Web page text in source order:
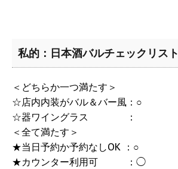
私的：日本酒バルチェックリスト
＜どちらか一つ満たす＞
☆店内内装がバル＆バー風：○
☆器ワイングラス ：
＜全て満たす＞
★当日予約か予約なしOK ：○
★カウンター利用可 ：◯